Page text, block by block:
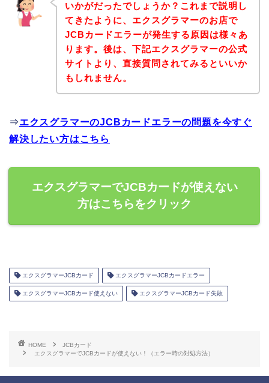
いかがだったでしょうか？これまで説明し
てきたように、エクスグラマーのお店で
JCBカードエラーが発生する原因は様々あ
ります。後は、下記エクスグラマーの公式
サイトより、直接質問されてみるといいか
もしれません。
⇒エクスグラマーのJCBカードエラーの問題を今すぐ
解決したい方はこちら
エクスグラマーでJCBカードが使えない
方はこちらをクリック
エクスグラマーJCBカード エクスグラマーJCBカードエラー
エクスグラマーJCBカード使えない エクスグラマーJCBカード失敗
HOME
JCBカード
エクスグラマーでJCBカードが使えない！（エラー時の対処方法）